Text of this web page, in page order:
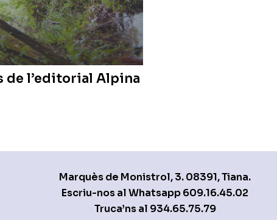
de l’editorial Alpina
Marquès de Monistrol, 3. 08391, Tiana.
Escriu-nos al Whatsapp609.16.45.02
Truca’ns al 934.65.75.79